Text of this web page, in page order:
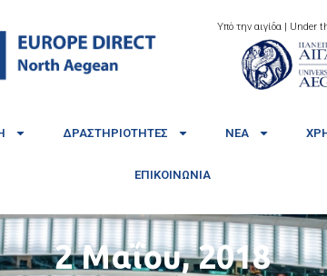
Υπό την αιγίδα | Under
ΔΡΑΣΤΗΡΙΌΤΗΤΕΣ ΝΈΑ
ΕΠΙΚΟΙΝΩΝΊΑ
2 Μαΐου, 2018